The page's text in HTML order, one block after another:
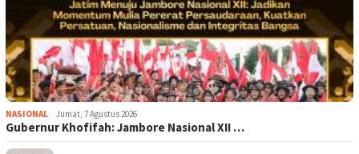
NASIONAL Jumat, 7 Agustus 2026
Gubernur Khofifah: Jambore Nasional XII …